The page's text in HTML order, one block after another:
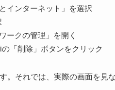
インターネット」を選択
ークの管理」を開く
「削除」ボタンをクリック
。それでは、実際の画面を見